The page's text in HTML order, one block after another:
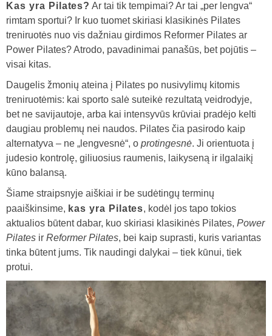
Kas yra Pilates? Ar tai tik tempimai? Ar tai „per lengva“
rimtam sportui? Ir kuo tuomet skiriasi klasikinės Pilates
treniruotės nuo vis dažniau girdimos Reformer Pilates ar
Power Pilates? Atrodo, pavadinimai panašūs, bet pojūtis –
visai kitas.
Daugelis žmonių ateina į Pilates po nusivylimų kitomis
treniruotėmis: kai sporto salė suteikė rezultatą veidrodyje,
bet ne savijautoje, arba kai intensyvūs krūviai pradėjo kelti
daugiau problemų nei naudos. Pilates čia pasirodo kaip
alternatyva – ne „lengvesnė“, o protingesnė. Ji orientuota į
judesio kontrolę, giliuosius raumenis, laikyseną ir ilgalaikį
kūno balansą.
Šiame straipsnyje aiškiai ir be sudėtingų terminų
paaiškinsime, kas yra Pilates, kodėl jos tapo tokios
aktualios būtent dabar, kuo skiriasi klasikinės Pilates, Power
Pilates ir Reformer Pilates, bei kaip suprasti, kuris variantas
tinka būtent jums. Tik naudingi dalykai – tiek kūnui, tiek
protui.